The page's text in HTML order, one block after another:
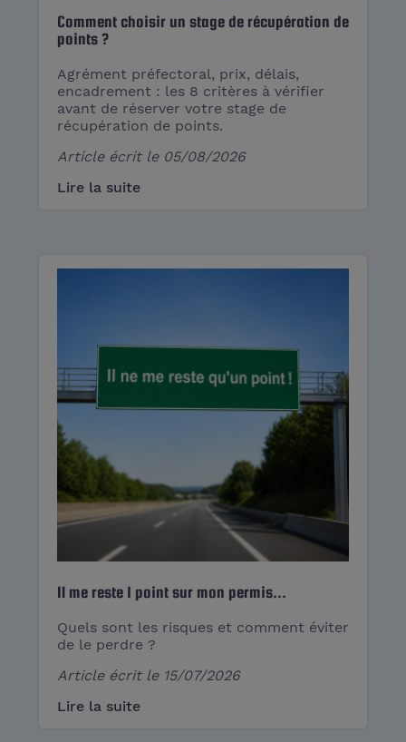
Comment choisir un stage de récupération de
points ?
Agrément préfectoral, prix, délais,
encadrement : les 8 critères à vérifier
avant de réserver votre stage de
récupération de points.
Article écrit le 05/08/2026
Lire la suite
Il me reste 1 point sur mon permis...
Quels sont les risques et comment éviter
de le perdre ?
Article écrit le 15/07/2026
Lire la suite